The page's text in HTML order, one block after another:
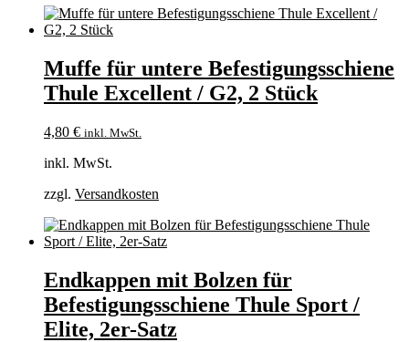
Muffe für untere Befestigungsschiene
Thule Excellent / G2, 2 Stück
4,80 € inkl. MwSt.
inkl. MwSt.
zzgl. Versandkosten
Endkappen mit Bolzen für
Befestigungsschiene Thule Sport /
Elite, 2er-Satz